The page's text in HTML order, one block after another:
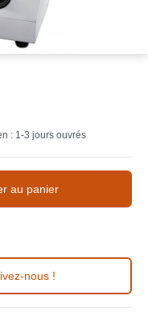
: 1-3 jours ouvrés
au panier
nous !